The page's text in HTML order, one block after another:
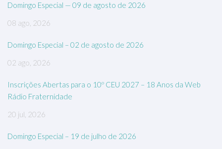
Domingo Especial — 09 de agosto de 2026
08 ago, 2026
Domingo Especial – 02 de agosto de 2026
02 ago, 2026
Inscrições Abertas para o 10º CEU 2027 – 18 Anos da Web
Rádio Fraternidade
20 jul, 2026
Domingo Especial – 19 de julho de 2026